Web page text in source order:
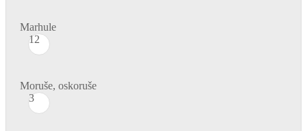
Marhule
12
Moruše, oskoruše
3